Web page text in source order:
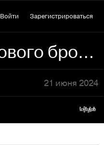
Войти Зарегистрироваться
Сайт Лизингового брокера
21 июня 2024